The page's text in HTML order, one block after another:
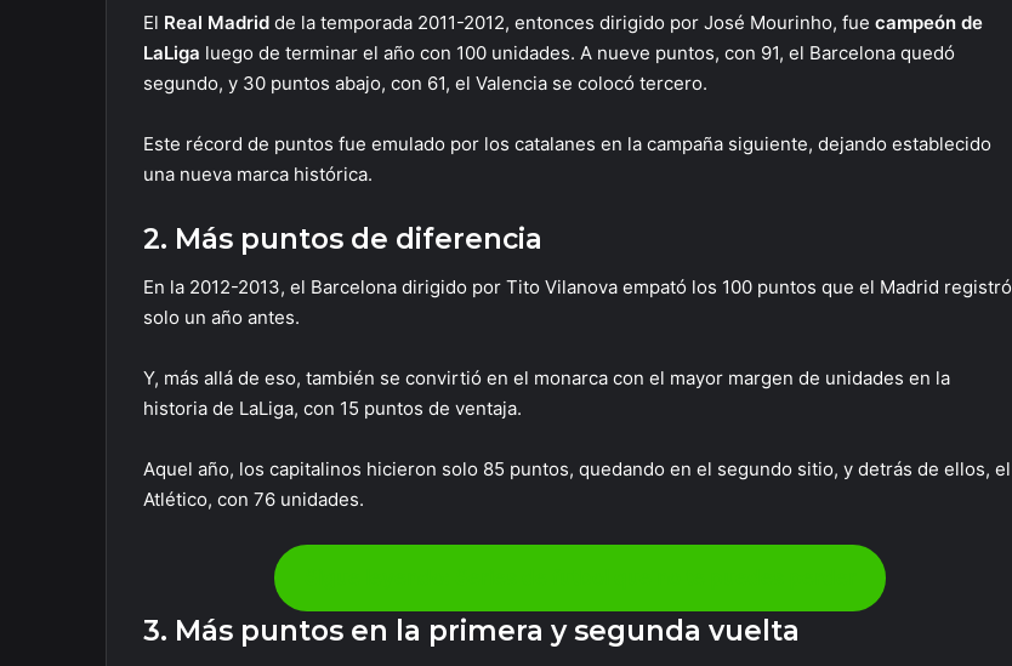
El Real Madrid de la temporada 2011-2012, entonces dirigido por José Mourinho, fue campeón de
LaLiga luego de terminar el año con 100 unidades. A nueve puntos, con 91, el Barcelona quedó
segundo, y 30 puntos abajo, con 61, el Valencia se colocó tercero.
Este récord de puntos fue emulado por los catalanes en la campaña siguiente, dejando establecido
una nueva marca histórica.
2. Más puntos de diferencia
En la 2012-2013, el Barcelona dirigido por Tito Vilanova empató los 100 puntos que el Madrid registró
solo un año antes.
Y, más allá de eso, también se convirtió en el monarca con el mayor margen de unidades en la
historia de LaLiga, con 15 puntos de ventaja.
Aquel año, los capitalinos hicieron solo 85 puntos, quedando en el segundo sitio, y detrás de ellos, el
Atlético, con 76 unidades.
3. Más puntos en la primera y segunda vuelta